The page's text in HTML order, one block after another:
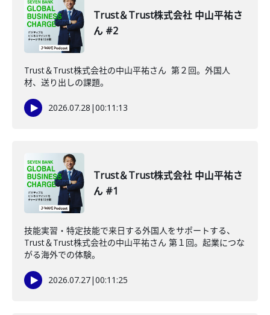
Trust＆Trust株式会社 中山平祐さ
ん #2
Trust＆Trust株式会社の中山平祐さん 第２回。外国人
材、送り出しの課題。
2026.07.28 |00:11:13
Trust＆Trust株式会社 中山平祐さ
ん #1
技能実習・特定技能で来日する外国人をサポートする、
Trust＆Trust株式会社の中山平祐さん 第１回。起業につな
がる海外での体験。
2026.07.27|00:11:25